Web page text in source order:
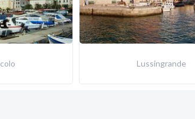
Lussingrande